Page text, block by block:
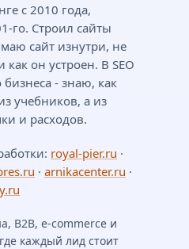
с 2010 года,
го. Строил сайты
сайт изнутри, не
он устроен. В SEO
- знаю, как
учебников, а из
и расходов.
royal-pier.ru ·
· arnikacenter.ru ·
B2B, e-commerce и
каждый лид стоит